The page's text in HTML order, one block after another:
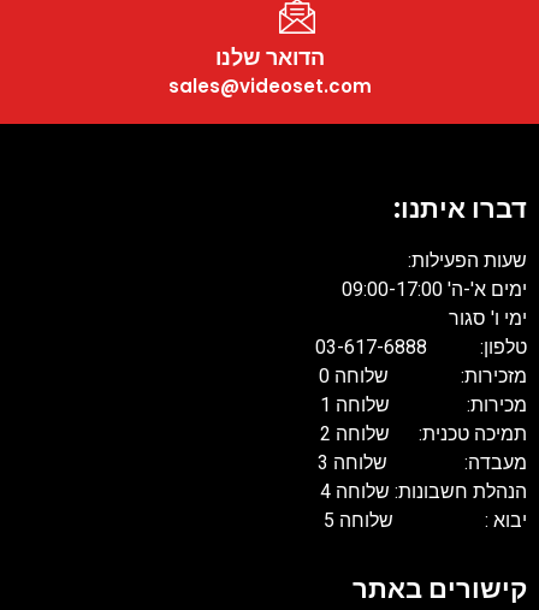
הדואר שלנו
sales@videoset.com
דברו איתנו:
שעות הפעילות:
ימים א'-ה' 09:00-17:00
ימי ו' סגור
טלפון: 03-617-6888
מזכירות: שלוחה 0
מכירות: שלוחה 1
תמיכה טכנית: שלוחה 2
מעבדה: שלוחה 3
הנהלת חשבונות: שלוחה 4
יבוא : שלוחה 5
קישורים באתר